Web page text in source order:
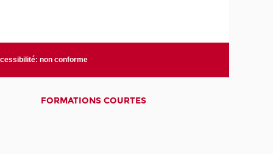
non conforme
FORMATIONS COURTES